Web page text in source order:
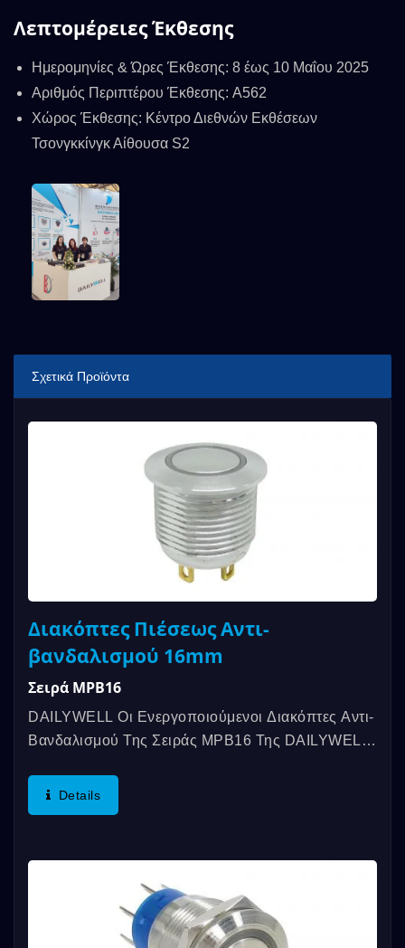
Λεπτομέρειες Έκθεσης
Ημερομηνίες & Ώρες Έκθεσης: 8 έως 10 Μαΐου 2025
Αριθμός Περιπτέρου Έκθεσης: A562
Χώρος Έκθεσης: Κέντρο Διεθνών Εκθέσεων
Τσονγκκίνγκ Αίθουσα S2
Σχετικά Προϊόντα
Διακόπτες Πιέσεως Αντι-
βανδαλισμού 16mm
Σειρά MPB16
DAILYWELL Οι Ενεργοποιούμενοι Διακόπτες Αντι-
Βανδαλισμού Της Σειράς MPB16 Της DAILYWELL
Details